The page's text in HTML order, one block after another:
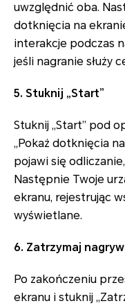
uwzględnić oba.
dotknięcia na
interakcje podczas
jeśli nagranie służy
5. Stuknij „Start”
Stuknij „Start” pod
„Pokaż dotknięcia
pojawi się
Następnie Twoje
ekranu, rejestrując
wyświetlane.
6. Zatrzymaj
Po zakończeniu
ekranu i stuknij